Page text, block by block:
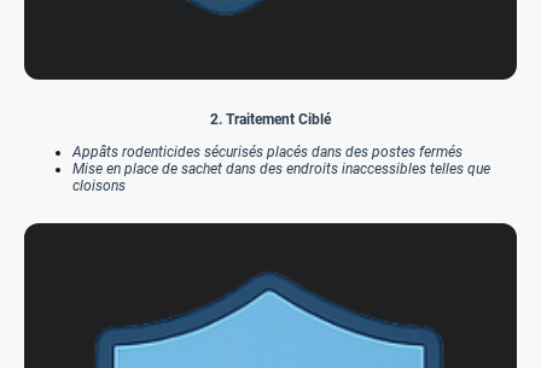
2. Traitement Ciblé
Appâts rodenticides sécurisés placés dans des postes fermés
Mise en place de sachet dans des endroits inaccessibles telles que
cloisons